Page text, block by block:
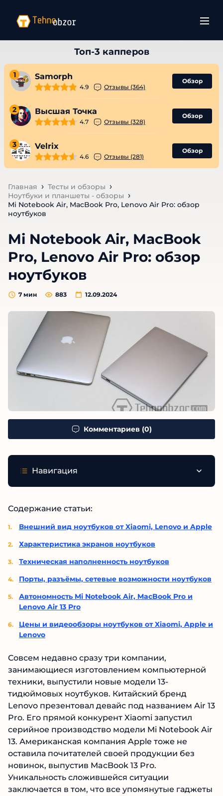
1 Samorph
4.9 Отзывы (364)
Обзор
2 Высшая Точка
4.7 Отзывы (328)
Обзор
3 Velrix
4.6 Отзывы (281)
Обзор
Главная
Тесты и обзоры
Ноутбуки и планшеты - обзоры
Mi Notebook Air, MacBook Pro, Lenovo Air Pro: обзор
ноутбуков
Mi Notebook Air, MacBook
Pro, Lenovo Air Pro: обзор
ноутбуков
12.09.2024
7 мин 883
Комментариев (0)
Навигация
Содержание статьи:
Внешний вид ноутбуков от Xiaomi, Lenovo и Apple
Характеристика экранов ноутбуков
Техническая наполненность ноутбуков
Порты, разъёмы, сетевые возможности ноутбуков
Автономность Mi Notebook Air, MacBook Pro и
Lenovo Air 13 Pro
Цены и видеообзоры ноутбуков от Xiaomi, Apple и
Lenovo
Совсем недавно сразу три компании,
занимающиеся изготовлением компьютерной
техники, выпустили новые модели 13-
тидюймовых ноутбуков. Китайский бренд
Lenovo презентовал девайс под названием Air 13
Pro. Его прямой конкурент Xiaomi запустил
серийное производство модели Mi Notebook Air
13. Американская компания Apple тоже не
оставила почитателей своей продукции без
новинок, выпустив MacBook 13 Pro.
Уникальность сложившейся ситуации
заключается в том, что все упомянутые гаджеты